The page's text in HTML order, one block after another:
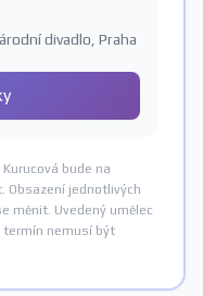
divadlo, Praha
bude na
Obsazení jednotlivých
měnit. Uvedený umělec
termín nemusí být